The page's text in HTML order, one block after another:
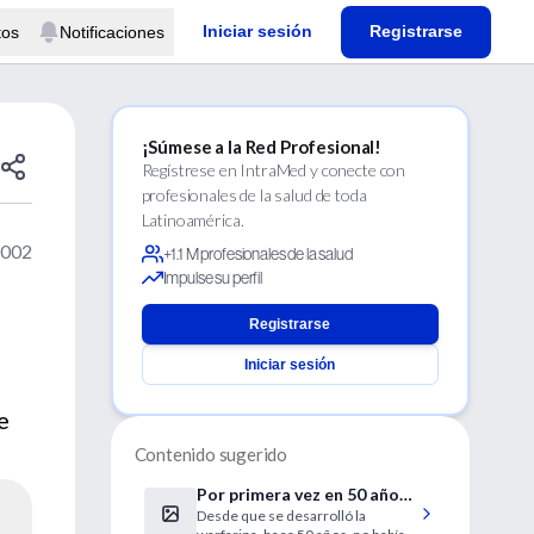
Notificaciones Iniciar sesión Registrarse
¡Súmese a la Red Profesional!
Regístrese en IntraMed y conecte con
profesionales de la salud de toda
Latinoamérica.
+1.1 M profesionales de la salud
Impulse su perfil
Registrarse
Iniciar sesión
Contenido sugerido
Por primera vez en 50 años,
un anticoagulante alcanza
Desde que se desarrolló la